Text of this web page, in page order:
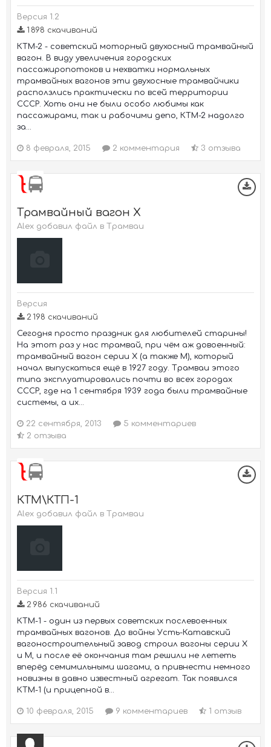
Версия 1.2
1 898 скачиваний
КТМ-2 - советский моторный двухосный трамвайный
вагон. В виду увеличения городских
пассажиропотоков и нехватки нормальных
трамвайных вагонов эти двухосные трамвайчики
расползлись практически по всей территории
СССР. Хоть они не были особо любимы как
пассажирами, так и рабочими депо, КТМ-2 надолго
за...
8 февраля, 2015 2 комментария 3 отзыва
Трамвайный вагон Х
Alex добавил файл в Трамваи
Версия
2 198 скачиваний
Сегодня просто праздник для любителей старины!
На этот раз у нас трамвай, при чём аж довоенный:
трамвайный вагон серии Х (а также М), который
начал выпускаться ещё в 1927 году. Трамваи этого
типа эксплуатировались почти во всех городах
СССР, где на 1 сентября 1939 года были трамвайные
системы, а их...
22 сентября, 2013
5 комментариев
2 отзыва
КТМ\КТП-1
Alex добавил файл в Трамваи
Версия 1.1
2 986 скачиваний
КТМ-1 - один из первых советских послевоенных
трамвайных вагонов. До войны Усть-Катавский
вагоностроительный завод строил вагоны серии Х
и М, и после её окончания там решили не лететь
вперёд семимильными шагами, а привнести немного
новизны в давно известный агрегат. Так появился
КТМ-1 (и прицепной в...
10 февраля, 2015 9 комментариев 1 отзыв